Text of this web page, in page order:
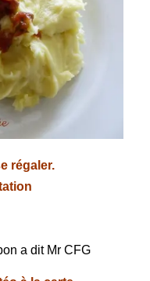
régaler.
a dit Mr CFG